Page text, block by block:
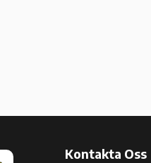
Kontakta Oss